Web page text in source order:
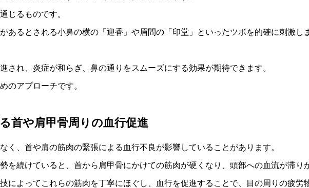
じるものです。
あるとされる小鼻の横の「迎香」や眉間の「印堂」といったツボを的確に刺激し
され、炎症が和らぎ、鼻の通りをスムーズにする効果が期待できます。
のアプローチです。
首や肩甲骨周りの血行促進
く、首や肩の筋肉の緊張による血行不良が影響していることがあります。
を続けていると、首から肩甲骨にかけての筋肉が硬くなり、頭部への血流が滞り
によってこれらの筋肉を丁寧にほぐし、血行を促進することで、目の周りの疲労